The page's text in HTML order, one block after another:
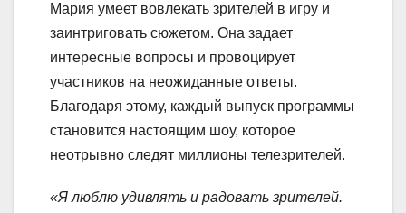
Мария умеет вовлекать зрителей в игру и
заинтриговать сюжетом. Она задает
интересные вопросы и провоцирует
участников на неожиданные ответы.
Благодаря этому, каждый выпуск программы
становится настоящим шоу, которое
неотрывно следят миллионы телезрителей.
«Я люблю удивлять и радовать зрителей.